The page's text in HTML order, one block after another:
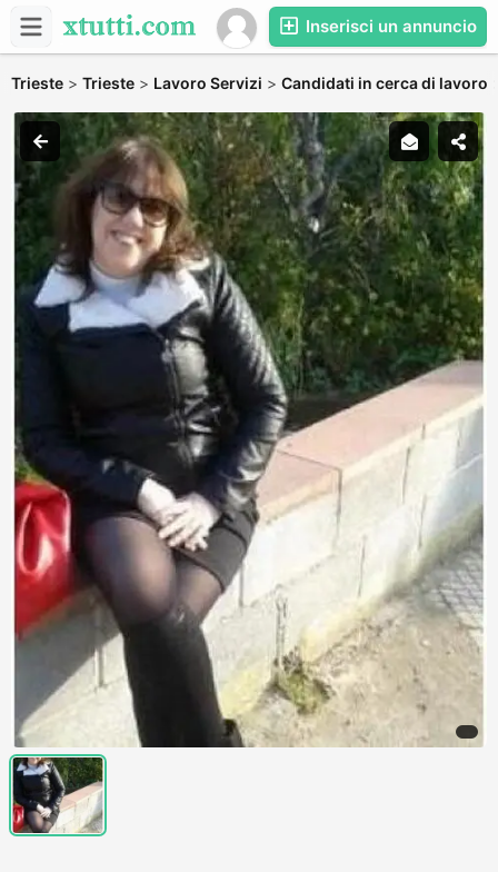
Inserisci un annuncio
Trieste > Trieste > Lavoro Servizi > Candidati in cerca di lavoro